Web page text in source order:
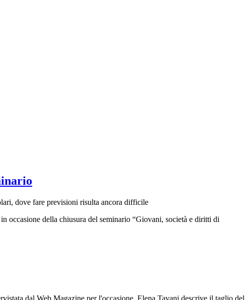
dove fare previsioni risulta ancora difficile
occasione della chiusura del seminario “Giovani, società e diritti di
dal Web Magazine per l'occasione, Elena Tavani descrive il taglio del